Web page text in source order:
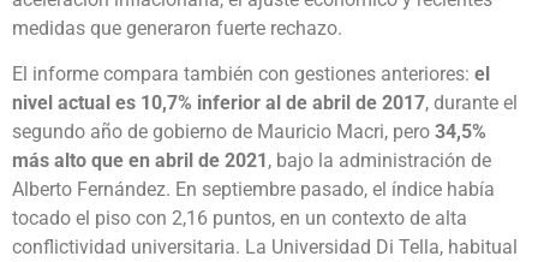
medidas que generaron fuerte rechazo.
El informe compara también con gestiones anteriores: el
nivel actual es 10,7% inferior al de abril de 2017, durante el
segundo año de gobierno de Mauricio Macri, pero 34,5%
más alto que en abril de 2021 , bajo la administración de
Alberto Fernández. En septiembre pasado, el índice había
tocado el piso con 2,16 puntos, en un contexto de alta
conflictividad universitaria. La Universidad Di Tella, habitual